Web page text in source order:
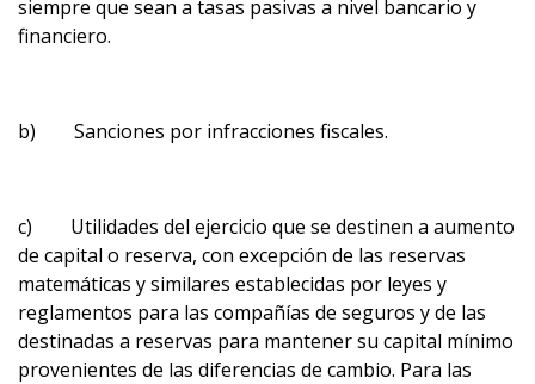
siempre que sean a tasas pasivas a nivel bancario y
financiero.
b) Sanciones por infracciones fiscales.
c) Utilidades del ejercicio que se destinen a aumento
de capital o reserva, con excepción de las reservas
matemáticas y similares establecidas por leyes y
reglamentos para las compañías de seguros y de las
destinadas a reservas para mantener su capital mínimo
provenientes de las diferencias de cambio. Para las